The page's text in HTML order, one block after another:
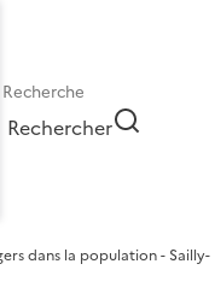
Rechercher
dans la population - Sailly-